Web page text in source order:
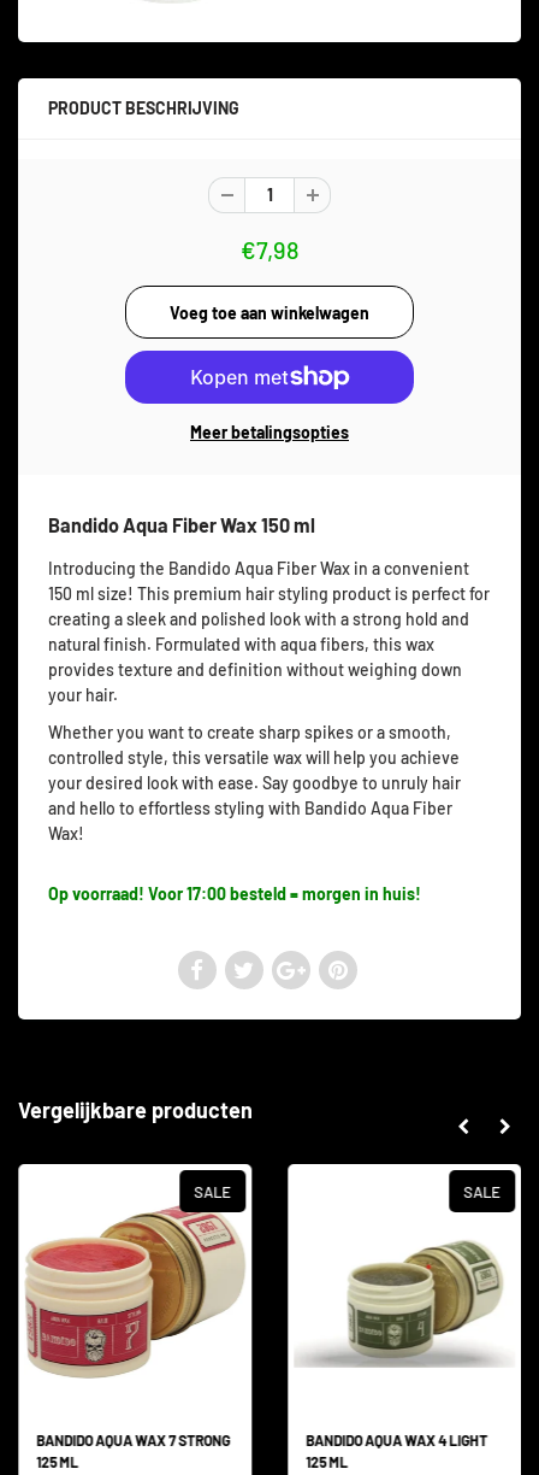
PRODUCT BESCHRIJVING
€7,98
Meer betalingsopties
Bandido Aqua Fiber Wax 150 ml
Introducing the Bandido Aqua Fiber Wax in a convenient
150 ml size! This premium hair styling product is perfect for
creating a sleek and polished look with a strong hold and
natural finish. Formulated with aqua fibers, this wax
provides texture and definition without weighing down
your hair.
Whether you want to create sharp spikes or a smooth,
controlled style, this versatile wax will help you achieve
your desired look with ease. Say goodbye to unruly hair
and hello to effortless styling with Bandido Aqua Fiber
Wax!
Op voorraad! Voor 17:00 besteld = morgen in huis!
Vergelijkbare producten
SALE
BANDIDO AQUA WAX 7 STRONG
125 ML
SALE
BANDIDO AQUA WAX 4 LIGHT
125 ML